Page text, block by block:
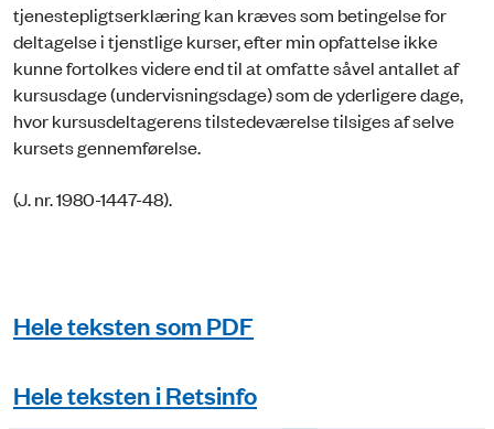
tjenestepligtserklæring kan kræves som betingelse for
deltagelse i tjenstlige kurser, efter min opfattelse ikke
kunne fortolkes videre end til at omfatte såvel antallet af
kursusdage (undervisningsdage) som de yderligere dage,
hvor kursusdeltagerens tilstedeværelse tilsiges af selve
kursets gennemførelse.
(J. nr. 1980-1447-48).
Hele teksten som PDF
Hele teksten i Retsinfo